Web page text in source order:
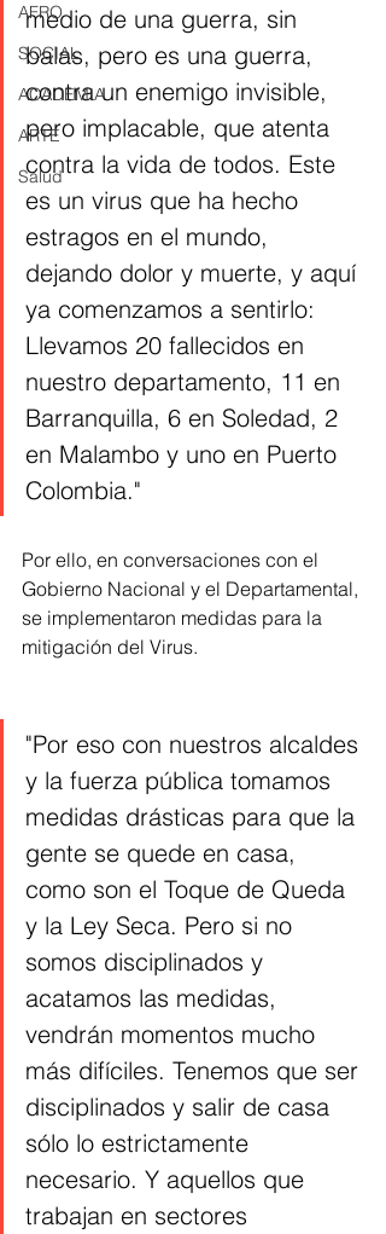
AFRO
SOCIAL
ACADEMIA
ARTE
Salud
medio de una guerra, sin
balas, pero es una guerra,
contra un enemigo invisible,
pero implacable, que atenta
contra la vida de todos. Este
es un virus que ha hecho
estragos en el mundo,
dejando dolor y muerte, y aquí
ya comenzamos a sentirlo:
Llevamos 20 fallecidos en
nuestro departamento, 11 en
Barranquilla, 6 en Soledad, 2
en Malambo y uno en Puerto
Colombia."
Por ello, en conversaciones con el
Gobierno Nacional y el Departamental,
se implementaron medidas para la
mitigación del Virus.
"Por eso con nuestros alcaldes
y la fuerza pública tomamos
medidas drásticas para que la
gente se quede en casa,
como son el Toque de Queda
y la Ley Seca. Pero si no
somos disciplinados y
acatamos las medidas,
vendrán momentos mucho
más difíciles. Tenemos que ser
disciplinados y salir de casa
sólo lo estrictamente
necesario. Y aquellos que
trabajan en sectores